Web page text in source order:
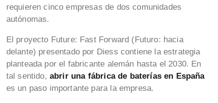
requieren cinco empresas de dos comunidades
autónomas.
El proyecto Future: Fast Forward (Futuro: hacia
delante) presentado por Diess contiene la estrategia
planteada por el fabricante alemán hasta el 2030. En
tal sentido, abrir una fábrica de baterías en España
es un paso importante para la empresa.